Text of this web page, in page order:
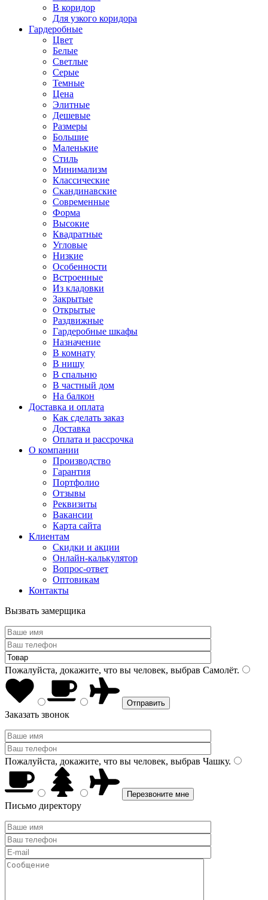
В коридор
Для узкого коридора
Гардеробные
Цвет
Белые
Светлые
Серые
Темные
Цена
Элитные
Дешевые
Размеры
Большие
Маленькие
Стиль
Минимализм
Классические
Скандинавские
Современные
Форма
Высокие
Квадратные
Угловые
Низкие
Особенности
Встроенные
Из кладовки
Закрытые
Открытые
Раздвижные
Гардеробные шкафы
Назначение
В комнату
В нишу
В спальню
В частный дом
На балкон
Доставка и оплата
Как сделать заказ
Доставка
Оплата и рассрочка
О компании
Производство
Гарантия
Портфолио
Отзывы
Реквизиты
Вакансии
Карта сайта
Клиентам
Скидки и акции
Онлайн-калькулятор
Вопрос-ответ
Оптовикам
Контакты
Вызвать замерщика
Пожалуйста, докажите, что вы человек, выбрав Самолёт.
Заказать звонок
Пожалуйста, докажите, что вы человек, выбрав Чашку.
Письмо директору